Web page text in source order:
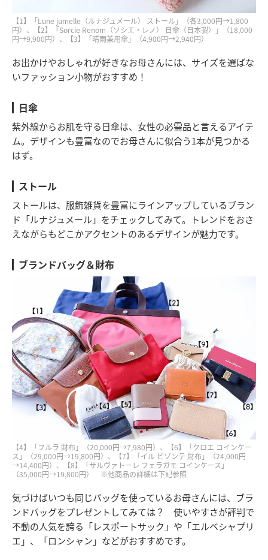
【1】「Lune jumelle（ルナジュメール） ストール」（各3,000円→1,800
円）、【2】「Sorcie Renom（ソシエ・レノ） 日傘（日本製）」（18,000
円→9,900円）、【3】「晴雨兼用傘」（4,900円→2,940円）
お出かけやおしゃれが好きなお母さんには、サイズを選ばな
いファッション小物がおすすめ！
日傘
紫外線からお肌を守る日傘は、女性の必需品と言えるアイテ
ム。デザインも豊富なのでお母さんに似合う1本が見つかる
はず。
ストール
ストールは、服飾雑貨を豊富にラインアップしているブラン
ド「ルナジュメール」をチェックしてみて。トレンドをおさ
えながらもどこかアクセントのあるデザインが魅力です。
ブランドバッグ＆財布
【4】「フルラ 財布」（20,000円→7,980円）、【6】「クロエ コインケー
ス」（29,000円→19,800円）、【7】「イル ビゾンテ 財布」（24,000円
→14,400円）、【8】「サルヴァトーレ フェラガモ コインケース」
（35,000円→19,800円） ※他商品の詳細は下記参照
気づけばいつも同じバッグを使っているお母さんには、ブラ
ンドバッグをプレゼントしてみては？ 使いやすさが評判で
不動の人気を誇る「レスポートサック」や「エルベシャプリ
エ」、「ロンシャン」などがおすすめです。